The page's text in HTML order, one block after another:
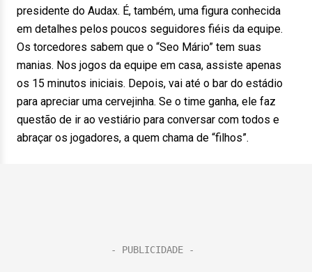
presidente do Audax. É, também, uma figura conhecida
em detalhes pelos poucos seguidores fiéis da equipe.
Os torcedores sabem que o “Seo Mário” tem suas
manias. Nos jogos da equipe em casa, assiste apenas
os 15 minutos iniciais. Depois, vai até o bar do estádio
para apreciar uma cervejinha. Se o time ganha, ele faz
questão de ir ao vestiário para conversar com todos e
abraçar os jogadores, a quem chama de “filhos”.